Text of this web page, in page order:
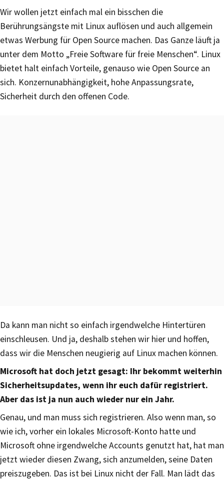
Wir wollen jetzt einfach mal ein bisschen die
Berührungsängste mit Linux auflösen und auch allgemein
etwas Werbung für Open Source machen. Das Ganze läuft ja
unter dem Motto „Freie Software für freie Menschen“. Linux
bietet halt einfach Vorteile, genauso wie Open Source an
sich. Konzernunabhängigkeit, hohe Anpassungsrate,
Sicherheit durch den offenen Code.
Da kann man nicht so einfach irgendwelche Hintertüren
einschleusen. Und ja, deshalb stehen wir hier und hoffen,
dass wir die Menschen neugierig auf Linux machen können.
Microsoft hat doch jetzt gesagt: Ihr bekommt weiterhin
Sicherheitsupdates, wenn ihr euch dafür registriert.
Aber das ist ja nun auch wieder nur ein Jahr.
Genau, und man muss sich registrieren. Also wenn man, so
wie ich, vorher ein lokales Microsoft-Konto hatte und
Microsoft ohne irgendwelche Accounts genutzt hat, hat man
jetzt wieder diesen Zwang, sich anzumelden, seine Daten
preiszugeben. Das ist bei Linux nicht der Fall. Man lädt das